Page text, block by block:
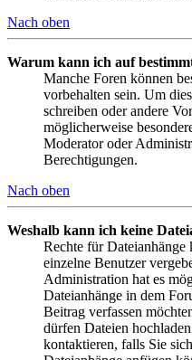
Nach oben
Warum kann ich auf
Manche Foren können
vorbehalten sein. Um
schreiben oder andere
möglicherweise
Moderator oder
Berechtigungen.
Nach oben
Weshalb kann ich keine
Rechte für
einzelne Benutzer
Administration hat es
Dateianhänge in dem
Beitrag verfassen
dürfen Dateien
kontaktieren, falls Sie